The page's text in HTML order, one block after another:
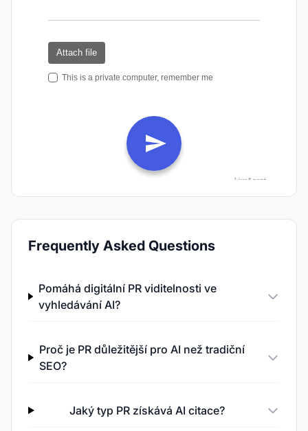
Frequently Asked Questions
Pomáhá digitální PR viditelnosti ve
vyhledávání AI?
Proč je PR důležitější pro AI než tradiční
SEO?
Jaký typ PR získává AI citace?